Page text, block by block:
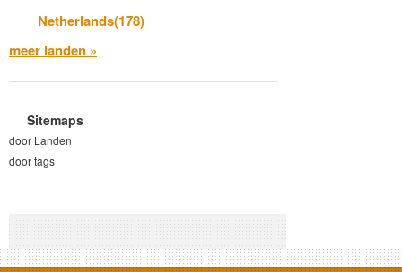
Netherlands(178)
meer landen »
Sitemaps
door Landen
door tags